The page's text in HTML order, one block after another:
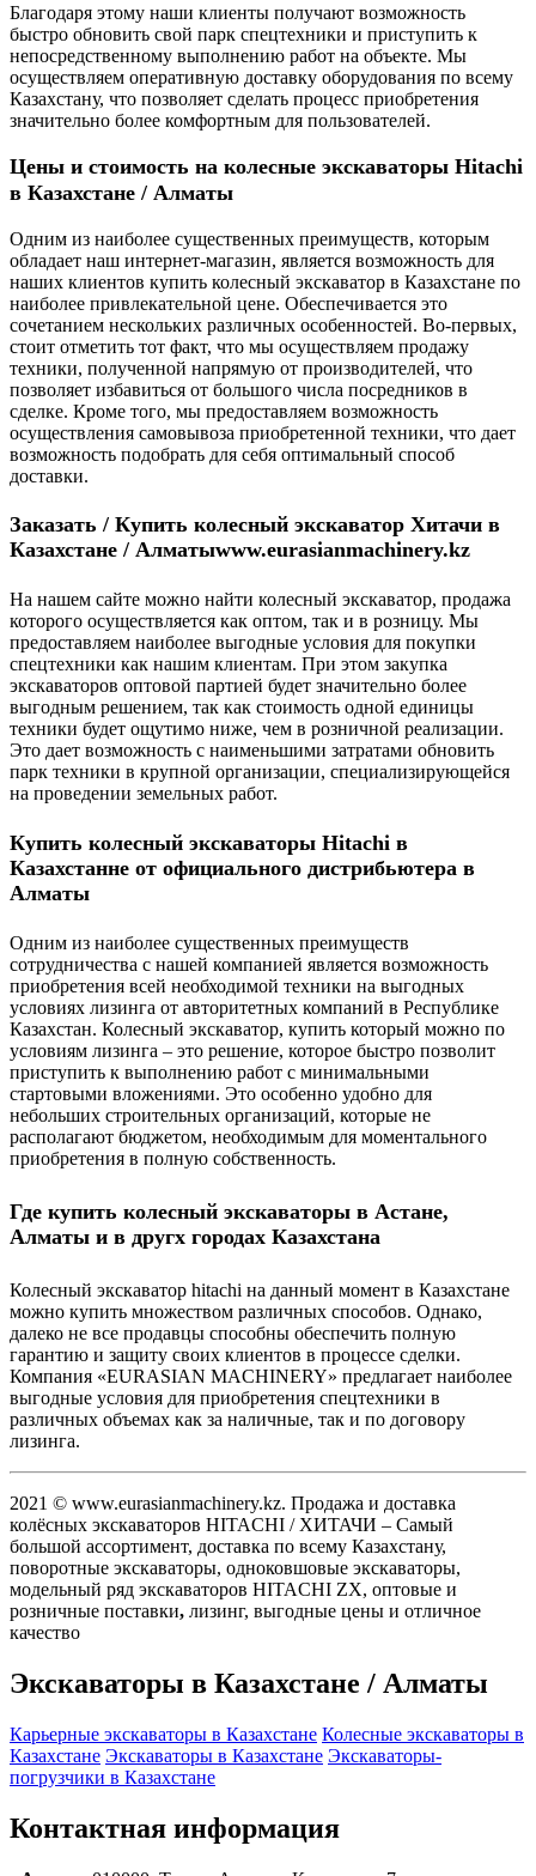
Благодаря этому наши клиенты получают возможность
быстро обновить свой парк спецтехники и приступить к
непосредственному выполнению работ на объекте. Мы
осуществляем оперативную доставку оборудования по всему
Казахстану, что позволяет сделать процесс приобретения
значительно более комфортным для пользователей.
Цены и стоимость на колесные экскаваторы Hitachi
в Казахстане / Алматы
Одним из наиболее существенных преимуществ, которым
обладает наш интернет-магазин, является возможность для
наших клиентов купить колесный экскаватор в Казахстане по
наиболее привлекательной цене. Обеспечивается это
сочетанием нескольких различных особенностей. Во-первых,
стоит отметить тот факт, что мы осуществляем продажу
техники, полученной напрямую от производителей, что
позволяет избавиться от большого числа посредников в
сделке. Кроме того, мы предоставляем возможность
осуществления самовывоза приобретенной техники, что дает
возможность подобрать для себя оптимальный способ
доставки.
Заказать / Купить колесный экскаватор Хитачи в
Казахстане / Алматыwww.eurasianmachinery.kz
На нашем сайте можно найти колесный экскаватор, продажа
которого осуществляется как оптом, так и в розницу. Мы
предоставляем наиболее выгодные условия для покупки
спецтехники как нашим клиентам. При этом закупка
экскаваторов оптовой партией будет значительно более
выгодным решением, так как стоимость одной единицы
техники будет ощутимо ниже, чем в розничной реализации.
Это дает возможность с наименьшими затратами обновить
парк техники в крупной организации, специализирующейся
на проведении земельных работ.
Купить колесный экскаваторы Hitachi в
Казахстанне от официального дистрибьютера в
Алматы
Одним из наиболее существенных преимуществ
сотрудничества с нашей компанией является возможность
приобретения всей необходимой техники на выгодных
условиях лизинга от авторитетных компаний в Республике
Казахстан. Колесный экскаватор, купить который можно по
условиям лизинга – это решение, которое быстро позволит
приступить к выполнению работ с минимальными
стартовыми вложениями. Это особенно удобно для
небольших строительных организаций, которые не
располагают бюджетом, необходимым для моментального
приобретения в полную собственность.
Где купить колесный экскаваторы в Астане,
Алматы и в другх городах Казахстана
Колесный экскаватор hitachi на данный момент в Казахстане
можно купить множеством различных способов. Однако,
далеко не все продавцы способны обеспечить полную
гарантию и защиту своих клиентов в процессе сделки.
Компания «EURASIAN MACHINERY» предлагает наиболее
выгодные условия для приобретения спецтехники в
различных объемах как за наличные, так и по договору
лизинга.
2021 © www.eurasianmachinery.kz. Продажа и доставка
колёсных экскаваторов HITACHI / ХИТАЧИ – Самый
большой ассортимент, доставка по всему Казахстану,
поворотные экскаваторы, одноковшовые экскаваторы,
модельный ряд экскаваторов HITACHI ZX, оптовые и
розничные поставки, лизинг, выгодные цены и отличное
качество
Экскаваторы в Казахстане / Алматы
Карьерные экскаваторы в Казахстане Колесные экскаваторы в
Казахстане Экскаваторы в Казахстане Экскаваторы-
погрузчики в Казахстане
Контактная информация